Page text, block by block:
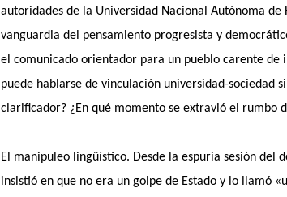
autoridades de la Universidad Nacional Autónoma
vanguardia del pensamiento progresista y
el comunicado orientador para un pueblo carente de
puede hablarse de vinculación universidad-sociedad
clarificador? ¿En qué momento se extravió el rumbo
El manipuleo lingüístico. Desde la espuria sesión
insistió en que no era un golpe de Estado y lo llamó